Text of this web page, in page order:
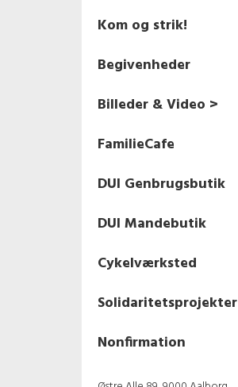
Kom og strik!
Begivenheder
Billeder & Video >
Nonfirmation 2024
Fastelavnsfest 2024
Nonfirmation 2023
Fastelavn 2023
Halloween 2022
1. maj 2022
FamilieCafe
DUI Genbrugsbutik
DUI Mandebutik
Cykelværksted
Solidaritetsprojekter
Nonfirmation